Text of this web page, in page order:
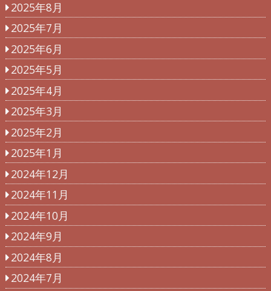
2025年8月
2025年7月
2025年6月
2025年5月
2025年4月
2025年3月
2025年2月
2025年1月
2024年12月
2024年11月
2024年10月
2024年9月
2024年8月
2024年7月